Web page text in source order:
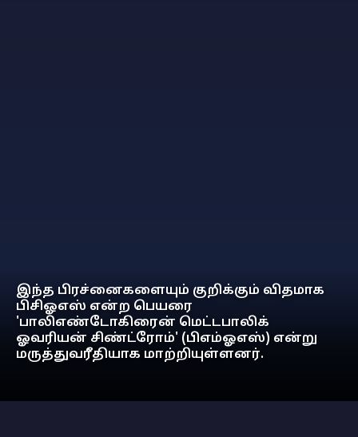
இந்த பிரச்னைகளையும் குறிக்கும் விதமாக
பிசிஓஎஸ் என்ற பெயரை
'பாலிஎண்டோகிரைன் மெட்டபாலிக்
ஓவரியன் சிண்ட்ரோம்' (பிஎம்ஓஎஸ்) என்று
மருத்துவரீதியாக மாற்றியுள்ளனர்.